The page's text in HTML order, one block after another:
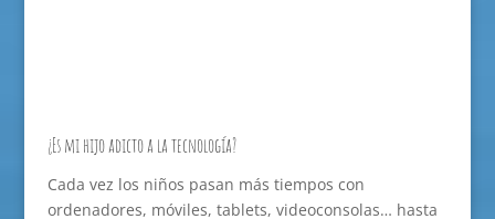
¿Es mi hijo adicto a la tecnología?
Cada vez los niños pasan más tiempos con
ordenadores, móviles, tablets, videoconsolas… hasta